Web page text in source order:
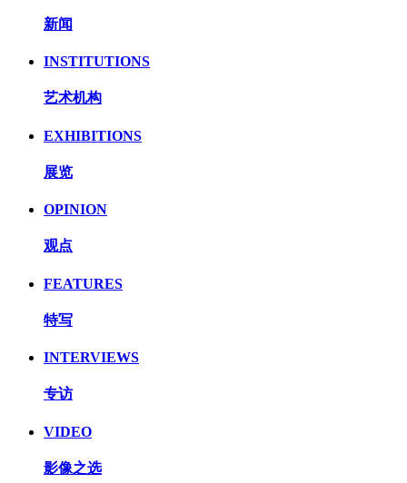
新闻
INSTITUTIONS
艺术机构
EXHIBITIONS
展览
OPINION
观点
FEATURES
特写
INTERVIEWS
专访
VIDEO
影像之选